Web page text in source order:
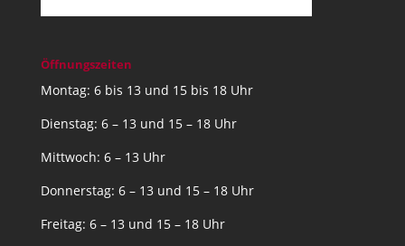
Öffnungszeiten
Montag: 6 bis 13 und 15 bis 18 Uhr
Dienstag: 6 – 13 und 15 – 18 Uhr
Mittwoch: 6 – 13 Uhr
Donnerstag: 6 – 13 und 15 – 18 Uhr
Freitag: 6 – 13 und 15 – 18 Uhr